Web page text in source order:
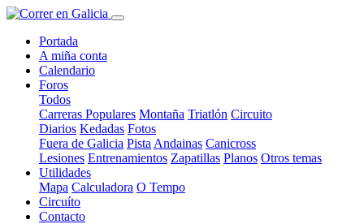
Portada
A miña conta
Calendario
Foros
Todos
Carreras Populares Montaña Triatlón Circuito
Diarios Kedadas Fotos
Fuera de Galicia Pista Andainas Canicross
Lesiones Entrenamientos Zapatillas Planos Otros temas
Utilidades
Mapa Calculadora O Tempo
Circuíto
Contacto